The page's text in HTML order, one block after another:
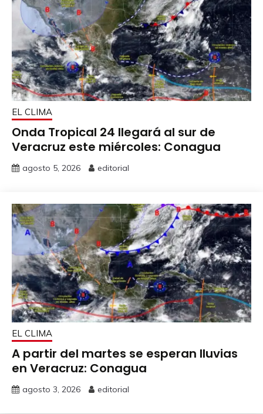
EL CLIMA
Onda Tropical 24 llegará al sur de
Veracruz este miércoles: Conagua
agosto 5, 2026 editorial
EL CLIMA
A partir del martes se esperan lluvias
en Veracruz: Conagua
agosto 3, 2026 editorial